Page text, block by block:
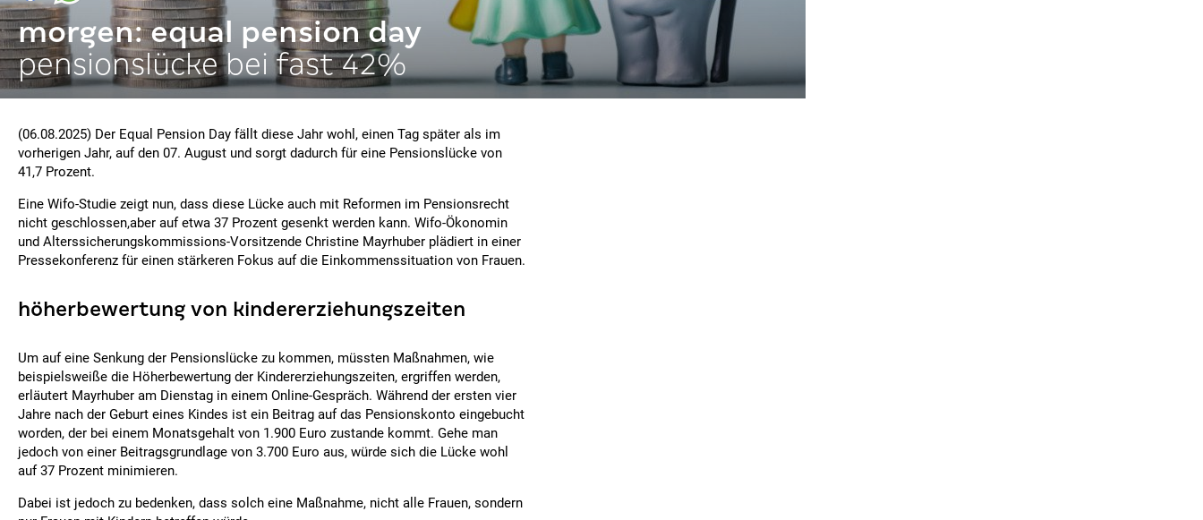
morgen: equal pension day
pensionslücke bei fast 42%
(06.08.2025) Der Equal Pension Day fällt diese Jahr wohl, einen Tag später als im
vorherigen Jahr, auf den 07. August und sorgt dadurch für eine Pensionslücke von
41,7 Prozent.
Eine Wifo-Studie zeigt nun, dass diese Lücke auch mit Reformen im Pensionsrecht
nicht geschlossen,aber auf etwa 37 Prozent gesenkt werden kann. Wifo-Ökonomin
und Alterssicherungskommissions-Vorsitzende Christine Mayrhuber plädiert in einer
Pressekonferenz für einen stärkeren Fokus auf die Einkommenssituation von Frauen.
höherbewertung von kindererziehungszeiten
Um auf eine Senkung der Pensionslücke zu kommen, müssten Maßnahmen, wie
beispielsweiße die Höherbewertung der Kindererziehungszeiten, ergriffen werden,
erläutert Mayrhuber am Dienstag in einem Online-Gespräch. Während der ersten vier
Jahre nach der Geburt eines Kindes ist ein Beitrag auf das Pensionskonto eingebucht
worden, der bei einem Monatsgehalt von 1.900 Euro zustande kommt. Gehe man
jedoch von einer Beitragsgrundlage von 3.700 Euro aus, würde sich die Lücke wohl
auf 37 Prozent minimieren.
Dabei ist jedoch zu bedenken, dass solch eine Maßnahme, nicht alle Frauen, sondern